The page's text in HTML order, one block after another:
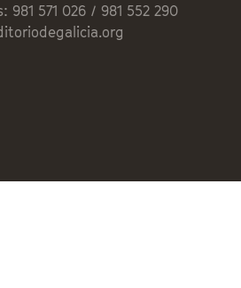
981 571 026 / 981 552 290